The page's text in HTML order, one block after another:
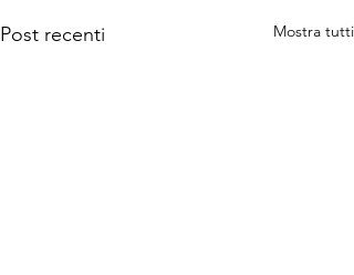
Post recenti Mostra tutti